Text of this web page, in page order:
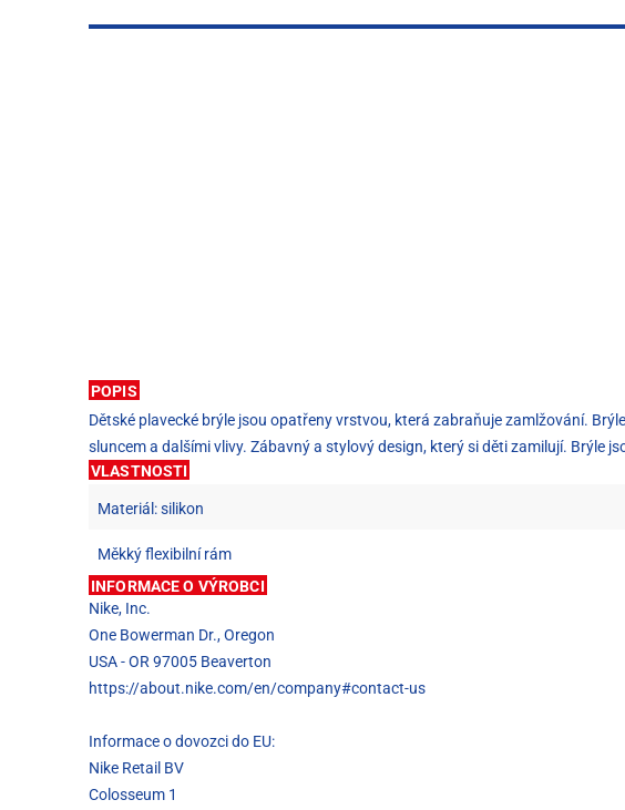
POPIS
Dětské plavecké brýle jsou opatřeny vrstvou, která zabraňuje zamlžování.
sluncem a dalšími vlivy. Zábavný a stylový design, který si děti zamilují. Brýle
VLASTNOSTI
Materiál: silikon
Měkký flexibilní rám
INFORMACE O VÝROBCI
Nike, Inc.
One Bowerman Dr., Oregon
USA - OR 97005 Beaverton
https://about.nike.com/en/company#contact-us
Informace o dovozci do EU:
Nike Retail BV
Colosseum 1